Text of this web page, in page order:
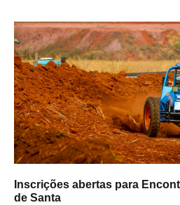
Inscrições abertas para
de Santa